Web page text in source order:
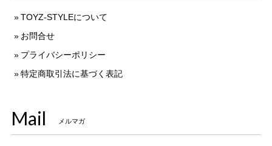
TOYZ-STYLEについて
お問合せ
プライバシーポリシー
特定商取引法に基づく表記
Mail メルマガ